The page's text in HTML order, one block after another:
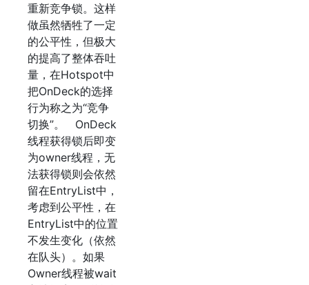
重新竞争锁。这样
做虽然牺牲了一定
的公平性，但极大
的提高了整体吞吐
量，在Hotspot中
把OnDeck的选择
行为称之为“竞争
切换”。 OnDeck
线程获得锁后即变
为owner线程，无
法获得锁则会依然
留在EntryList中，
考虑到公平性，在
EntryList中的位置
不发生变化（依然
在队头）。如果
Owner线程被wait